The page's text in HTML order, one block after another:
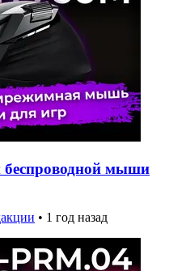
мыши
• 1 год назад